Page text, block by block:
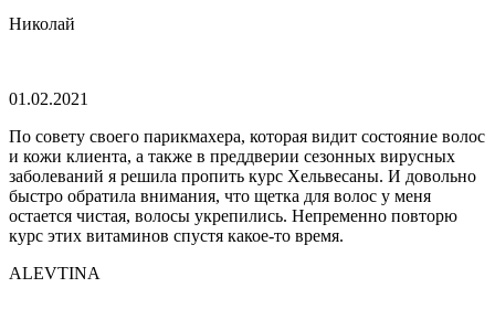
Николай
01.02.2021
По совету своего парикмахера, которая видит состояние волос
и кожи клиента, а также в преддверии сезонных вирусных
заболеваний я решила пропить курс Хельвесаны. И довольно
быстро обратила внимания, что щетка для волос у меня
остается чистая, волосы укрепились. Непременно повторю
курс этих витаминов спустя какое-то время.
ALEVTINA